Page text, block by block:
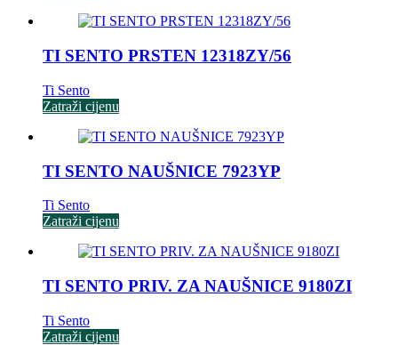
TI SENTO PRSTEN 12318ZY/56
Ti Sento
Zatraži cijenu
TI SENTO NAUŠNICE 7923YP
Ti Sento
Zatraži cijenu
TI SENTO PRIV. ZA NAUŠNICE 9180ZI
Ti Sento
Zatraži cijenu